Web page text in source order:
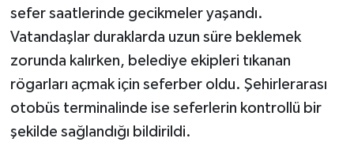
sefer saatlerinde gecikmeler yaşandı.
Vatandaşlar duraklarda uzun süre beklemek
zorunda kalırken, belediye ekipleri tıkanan
rögarları açmak için seferber oldu. Şehirlerarası
otobüs terminalinde ise seferlerin kontrollü bir
şekilde sağlandığı bildirildi.